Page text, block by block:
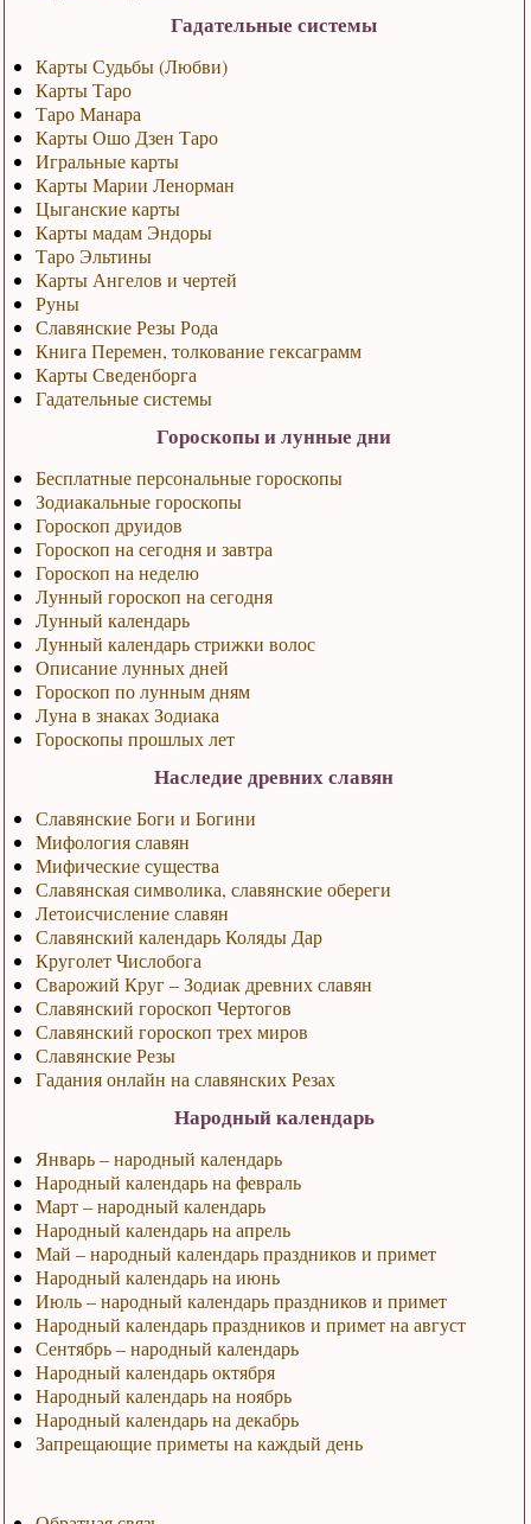
Гадательные системы
Карты Судьбы (Любви)
Карты Таро
Таро Манара
Карты Ошо Дзен Таро
Игральные карты
Карты Марии Ленорман
Цыганские карты
Карты мадам Эндоры
Таро Эльтины
Карты Ангелов и чертей
Руны
Славянские Резы Рода
Книга Перемен, толкование гексаграмм
Карты Сведенборга
Гадательные системы
Гороскопы и лунные дни
Бесплатные персональные гороскопы
Зодиакальные гороскопы
Гороскоп друидов
Гороскоп на сегодня и завтра
Гороскоп на неделю
Лунный гороскоп на сегодня
Лунный календарь
Лунный календарь стрижки волос
Описание лунных дней
Гороскоп по лунным дням
Луна в знаках Зодиака
Гороскопы прошлых лет
Наследие древних славян
Славянские Боги и Богини
Мифология славян
Мифические существа
Славянская символика, славянские обереги
Летоисчисление славян
Славянский календарь Коляды Дар
Круголет Числобога
Сварожий Круг – Зодиак древних славян
Славянский гороскоп Чертогов
Славянский гороскоп трех миров
Славянские Резы
Гадания онлайн на славянских Резах
Народный календарь
Январь – народный календарь
Народный календарь на февраль
Март – народный календарь
Народный календарь на апрель
Май – народный календарь праздников и примет
Народный календарь на июнь
Июль – народный календарь праздников и примет
Народный календарь праздников и примет на август
Сентябрь – народный календарь
Народный календарь октября
Народный календарь на ноябрь
Народный календарь на декабрь
Запрещающие приметы на каждый день